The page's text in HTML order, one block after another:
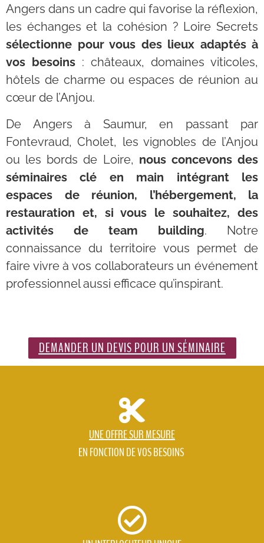
Angers dans un cadre qui favorise la réflexion,
les échanges et la cohésion ? Loire Secrets
sélectionne pour vous des lieux adaptés à
vos besoins : châteaux, domaines viticoles,
hôtels de charme ou espaces de réunion au
cœur de l’Anjou.
De Angers à Saumur, en passant par
Fontevraud, Cholet, les vignobles de l’Anjou
ou les bords de Loire, nous concevons des
séminaires clé en main intégrant les
espaces de réunion, l’hébergement, la
restauration et, si vous le souhaitez, des
activités de team building. Notre
connaissance du territoire vous permet de
faire vivre à vos collaborateurs un événement
professionnel aussi efficace qu’inspirant.
DEMANDER UN DEVIS POUR UN SÉMINAIRE
UNE OFFRE SUR MESURE
EN FONCTION DE VOS BESOINS